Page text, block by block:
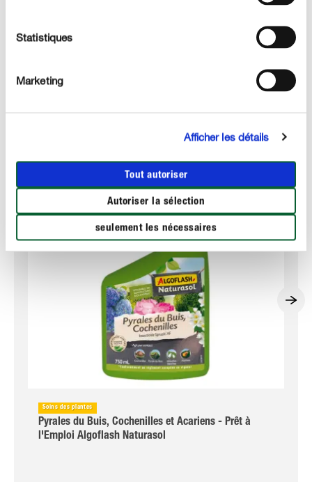
Statistiques
Marketing
Afficher les détails
Tout autoriser
Autoriser la sélection
seulement les nécessaires
Soins des plantes
Pyrales du Buis, Cochenilles et Acariens - Prêt à
l'Emploi Algoflash Naturasol